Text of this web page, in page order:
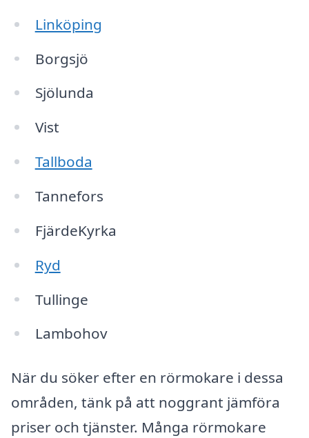
Linköping
Borgsjö
Sjölunda
Vist
Tallboda
Tannefors
FjärdeKyrka
Ryd
Tullinge
Lambohov
När du söker efter en rörmokare i dessa
områden, tänk på att noggrant jämföra
priser och tjänster. Många rörmokare